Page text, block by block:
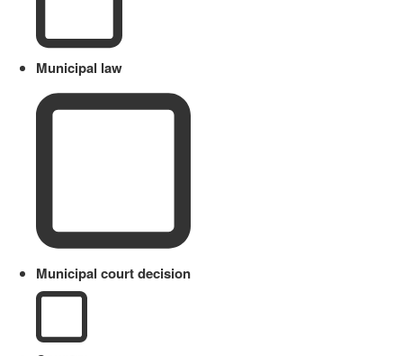
Municipal law
Municipal court decision